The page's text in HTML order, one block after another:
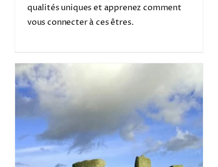
qualités uniques et apprenez comment
vous connecter à ces êtres.